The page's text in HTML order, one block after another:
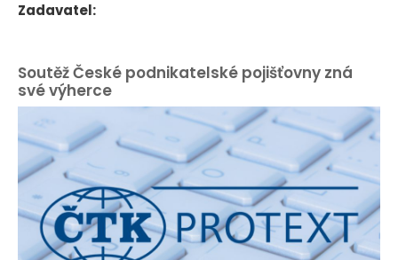
Zadavatel:
Soutěž České podnikatelské pojišťovny zná
své výherce